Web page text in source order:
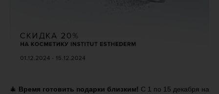
🎄 Время готовить подарки близким! С 1 по 15 декабря на